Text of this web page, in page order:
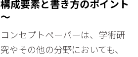
構成要素と書き方のポイント
～
コンセプトペーパーは、学術研
究やその他の分野においても、